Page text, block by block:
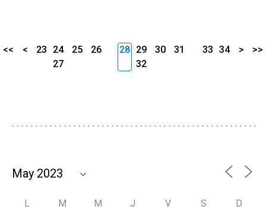
<< < 23 24 25
26
27
28 29 30
31
32
33 34 > >>
L M M J V S D